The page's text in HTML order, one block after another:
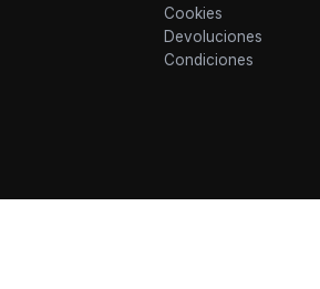
Cookies
Devoluciones
Condiciones